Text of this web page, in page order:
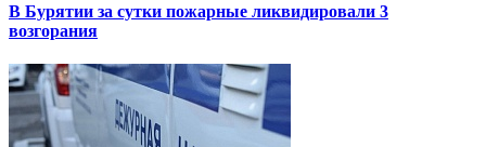
В Бурятии за сутки пожарные ликвидировали 3
возгорания